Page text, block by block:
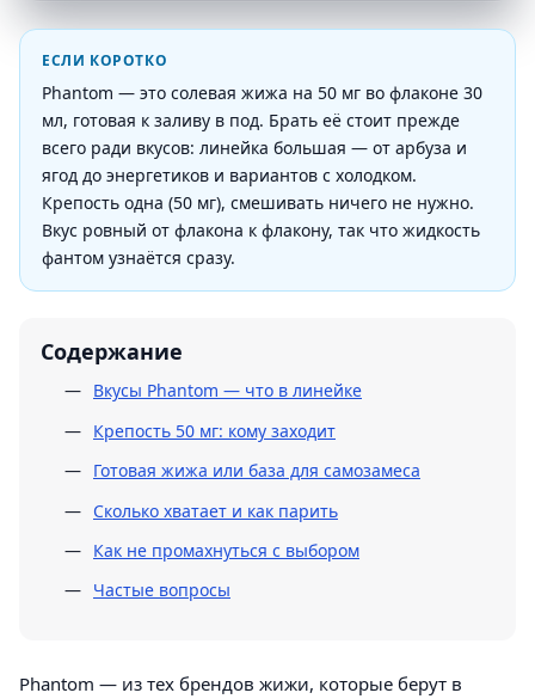
ЕСЛИ КОРОТКО
Phantom — это солевая жижа на 50 мг во флаконе 30
мл, готовая к заливу в под. Брать её стоит прежде
всего ради вкусов: линейка большая — от арбуза и
ягод до энергетиков и вариантов с холодком.
Крепость одна (50 мг), смешивать ничего не нужно.
Вкус ровный от флакона к флакону, так что жидкость
фантом узнаётся сразу.
Содержание
Вкусы Phantom — что в линейке
Крепость 50 мг: кому заходит
Готовая жижа или база для самозамеса
Сколько хватает и как парить
Как не промахнуться с выбором
Частые вопросы
Phantom — из тех брендов жижи, которые берут в